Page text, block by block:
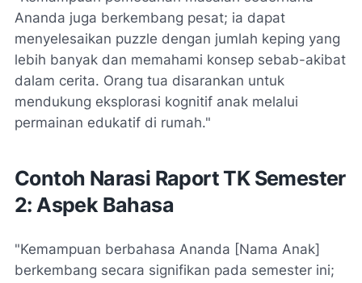
Ananda juga berkembang pesat; ia dapat
menyelesaikan puzzle dengan jumlah keping yang
lebih banyak dan memahami konsep sebab-akibat
dalam cerita. Orang tua disarankan untuk
mendukung eksplorasi kognitif anak melalui
permainan edukatif di rumah."
Contoh Narasi Raport TK Semester
2: Aspek Bahasa
"Kemampuan berbahasa Ananda [Nama Anak]
berkembang secara signifikan pada semester ini;